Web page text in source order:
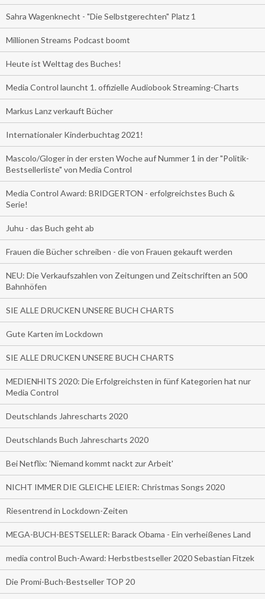
Sahra Wagenknecht - "Die Selbstgerechten" Platz 1
Millionen Streams Podcast boomt
Heute ist Welttag des Buches!
Media Control launcht 1. offizielle Audiobook Streaming-Charts
Markus Lanz verkauft Bücher
Internationaler Kinderbuchtag 2021!
Mascolo/Gloger in der ersten Woche auf Nummer 1 in der "Politik-
Bestsellerliste" von Media Control
Media Control Award: BRIDGERTON - erfolgreichstes Buch &
Serie!
Juhu - das Buch geht ab
Frauen die Bücher schreiben - die von Frauen gekauft werden
NEU: Die Verkaufszahlen von Zeitungen und Zeitschriften an 500
Bahnhöfen
SIE ALLE DRUCKEN UNSERE BUCH CHARTS
Gute Karten im Lockdown
SIE ALLE DRUCKEN UNSERE BUCH CHARTS
MEDIENHITS 2020: Die Erfolgreichsten in fünf Kategorien hat nur
Media Control
Deutschlands Jahrescharts 2020
Deutschlands Buch Jahrescharts 2020
Bei Netflix: 'Niemand kommt nackt zur Arbeit'
NICHT IMMER DIE GLEICHE LEIER: Christmas Songs 2020
Riesentrend in Lockdown-Zeiten
MEGA-BUCH-BESTSELLER: Barack Obama - Ein verheißenes Land
media control Buch-Award: Herbstbestseller 2020 Sebastian Fitzek
Die Promi-Buch-Bestseller TOP 20